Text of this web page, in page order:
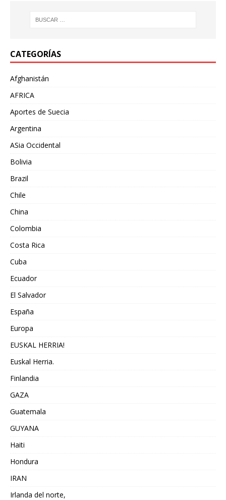
CATEGORÍAS
Afghanistán
AFRICA
Aportes de Suecia
Argentina
ASia Occidental
Bolivia
Brazil
Chile
China
Colombia
Costa Rica
Cuba
Ecuador
El Salvador
España
Europa
EUSKAL HERRIA!
Euskal Herria.
Finlandia
GAZA
Guatemala
GUYANA
Haiti
Hondura
IRAN
Irlanda del norte,